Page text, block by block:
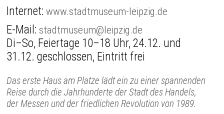
Internet:www.stadtmuseum-leipzig.de
E-Mail: stadtmuseum@leipzig.de
Di–So, Feiertage 10–18 Uhr, 24.12. und
31.12. geschlossen, Eintritt frei
Das erste Haus am Platze lädt ein zu einer spannenden
Reise durch die Jahrhunderte der Stadt des Handels,
der Messen und der friedlichen Revolution von 1989.